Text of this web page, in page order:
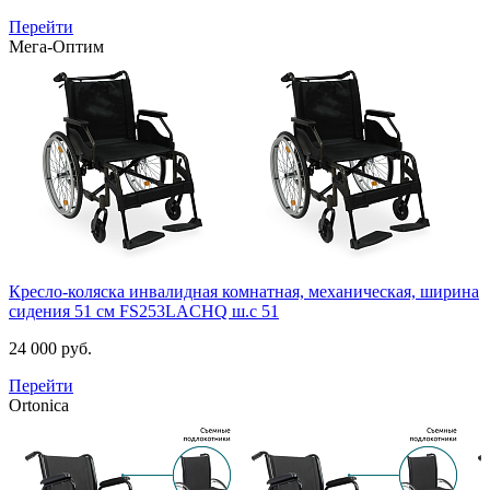
Перейти
Мега-Оптим
Кресло-коляска инвалидная комнатная, механическая, ширина
сидения 51 см FS253LACHQ ш.с 51
24 000 руб.
Перейти
Ortonica